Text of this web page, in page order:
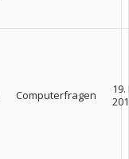
Computerfragen